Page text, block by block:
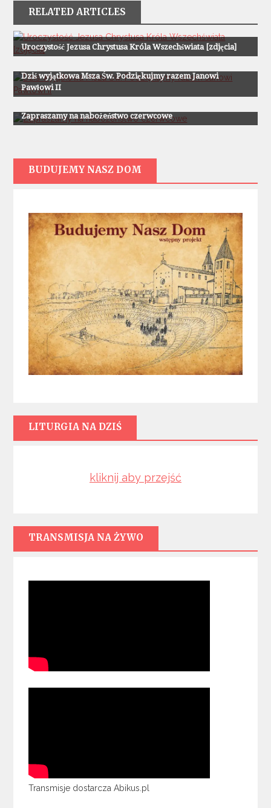
RELATED ARTICLES
Uroczystość Jezusa Chrystusa Króla Wszechświata [zdjęcia]
Z Życia Parafii
Dziś wyjątkowa Msza Św. Podziękujmy razem Janowi
Pawłowi II
Z Życia Parafii
Zapraszamy na nabożeństwo czerwcowe
BUDUJEMY NASZ DOM
LITURGIA NA DZIŚ
kliknij aby przejść
TRANSMISJA NA ŻYWO
Transmisje dostarcza Abikus.pl